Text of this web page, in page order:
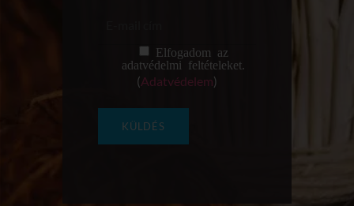
Elfogadom az
adatvédelmi feltételeket.
(Adatvédelem)